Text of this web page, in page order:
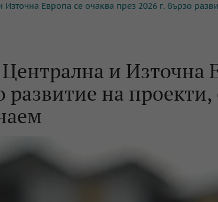
За нас
Европа се очаква през 2026 г. бързо
и Източна
развитие на